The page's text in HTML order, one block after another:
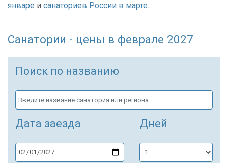
январе и санаториев России в марте.
Санатории - цены в феврале 2027
Поиск по названию
Дата заезда Дней